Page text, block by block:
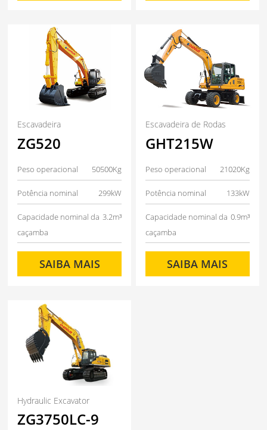
Escavadeira
ZG520
Peso operacional 50500Kg
Potência nominal 299kW
Capacidade nominal da
caçamba
3.2m³
SAIBA MAIS
Escavadeira de Rodas
GHT215W
Peso operacional 21020Kg
Potência nominal 133kW
Capacidade nominal da
caçamba
0.9m³
SAIBA MAIS
Hydraulic Excavator
ZG3750LC-9